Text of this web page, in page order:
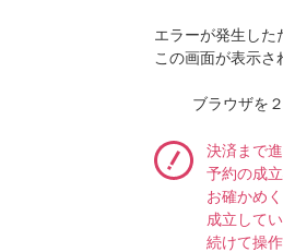
エラーが発生した
この画面が表示
ブラウザを
決済まで
予約の成
お確かめ
成立して
続けて操